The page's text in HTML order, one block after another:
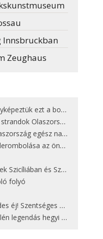
Innsbruckban
Zeughaus
alatt hűsölő cicát Kisorosziban
- megmutatjuk a 15 legjobbat
egész nap nyaral
végét jelentette
és Szardínián
folyó
éj! Szentséges éj!”
tüzek világítják meg Zugspitzét